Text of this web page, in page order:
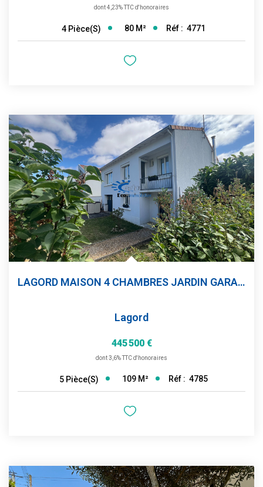
dont 4,23% TTC d'honoraires
4 Pièce(s) 80 M² Réf : 4771
LAGORD MAISON 4 CHAMBRES JARDIN GARAGE
Lagord
445 500 €
dont 3,6% TTC d'honoraires
5 Pièce(s) 109 M² Réf : 4785